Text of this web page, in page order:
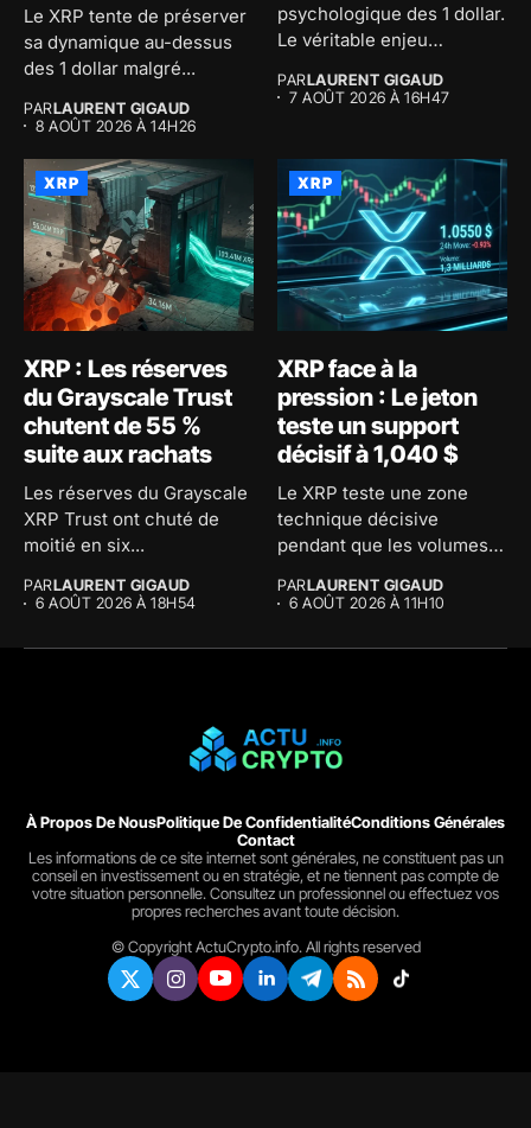
Le XRP tente de préserver
sa dynamique au-dessus
des 1 dollar malgré...
PARLAURENT GIGAUD
8 AOÛT 2026 À 14H26
psychologique des 1 dollar.
Le véritable enjeu
PARLAURENT GIGAUD
7 AOÛT 2026 À 16H47
XRP
XRP : Les réserves
du Grayscale Trust
chutent de 55 %
suite aux rachats
Les réserves du Grayscale
XRP Trust ont chuté de
moitié en six...
PARLAURENT GIGAUD
6 AOÛT 2026 À 18H54
XRP
XRP face à la
pression : Le jeton
teste un support
décisif à 1,040 $
Le XRP teste une zone
technique décisive
pendant que les volumes
PARLAURENT GIGAUD
6 AOÛT 2026 À 11H10
À Propos De NousPolitique De ConfidentialitéConditions Générales
Contact
Les informations de ce site internet sont générales, ne constituent pas un
conseil en investissement ou en stratégie, et ne tiennent pas compte de
votre situation personnelle. Consultez un professionnel ou effectuez vos
propres recherches avant toute décision.
© Copyright ActuCrypto.info. All rights reserved